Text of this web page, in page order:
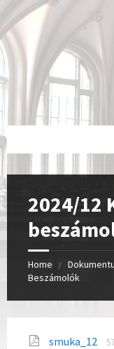
2024/12
Home
Beszámolók
smuka_12